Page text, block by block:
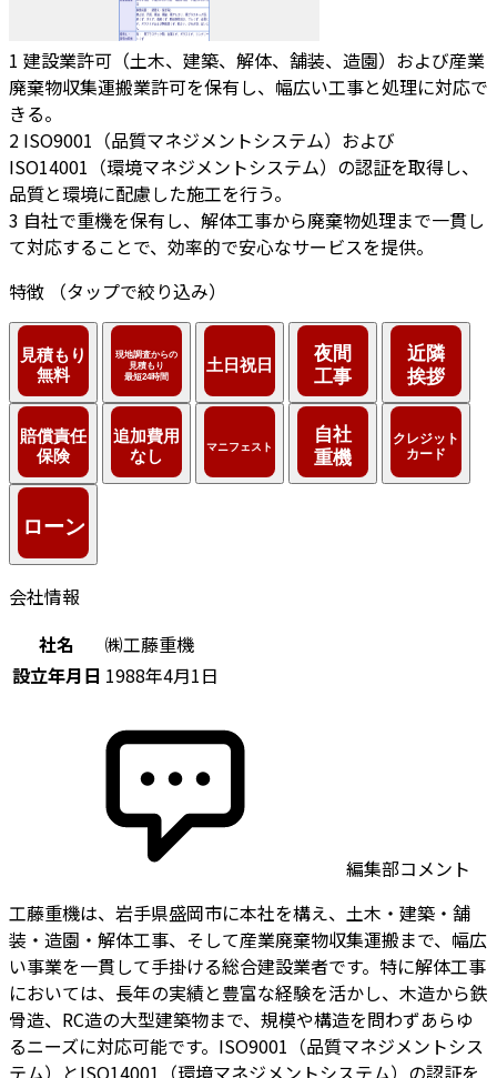
1 建設業許可（土木、建築、解体、舗装、造園）および産業
廃棄物収集運搬業許可を保有し、幅広い工事と処理に対応で
きる。
2 ISO9001（品質マネジメントシステム）および
ISO14001（環境マネジメントシステム）の認証を取得し、
品質と環境に配慮した施工を行う。
3 自社で重機を保有し、解体工事から廃棄物処理まで一貫し
て対応することで、効率的で安心なサービスを提供。
特徴
（タップで絞り込み）
会社情報
社名
㈱工藤重機
設立年月日 1988年4月1日
編集部コメント
工藤重機は、岩手県盛岡市に本社を構え、土木・建築・舗
装・造園・解体工事、そして産業廃棄物収集運搬まで、幅広
い事業を一貫して手掛ける総合建設業者です。特に解体工事
においては、長年の実績と豊富な経験を活かし、木造から鉄
骨造、RC造の大型建築物まで、規模や構造を問わずあらゆ
るニーズに対応可能です。ISO9001（品質マネジメントシス
テム）とISO14001（環境マネジメントシステム）の認証を